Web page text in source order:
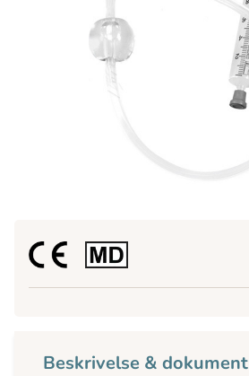
Beskrivelse & dokument